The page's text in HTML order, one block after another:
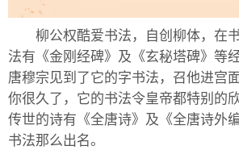
柳公权酷爱书法，自创柳体，在
法有《金刚经碑》及《玄秘塔碑》等
唐穆宗见到了它的字书法，召他进宫
你很久了，它的书法令皇帝都特别的
传世的诗有《全唐诗》及《全唐诗外
书法那么出名。